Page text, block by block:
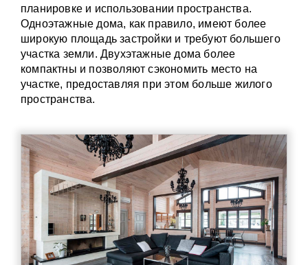
планировке и использовании пространства.
Одноэтажные дома, как правило, имеют более
широкую площадь застройки и требуют большего
участка земли. Двухэтажные дома более
компактны и позволяют сэкономить место на
участке, предоставляя при этом больше жилого
пространства.